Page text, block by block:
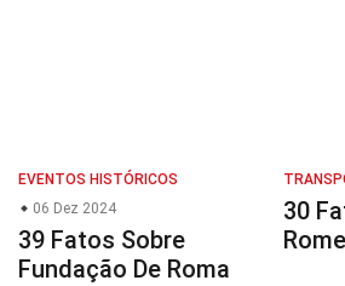
EVENTOS HISTÓRICOS
06 Dez 2024
39 Fatos Sobre
Fundação De Roma
30